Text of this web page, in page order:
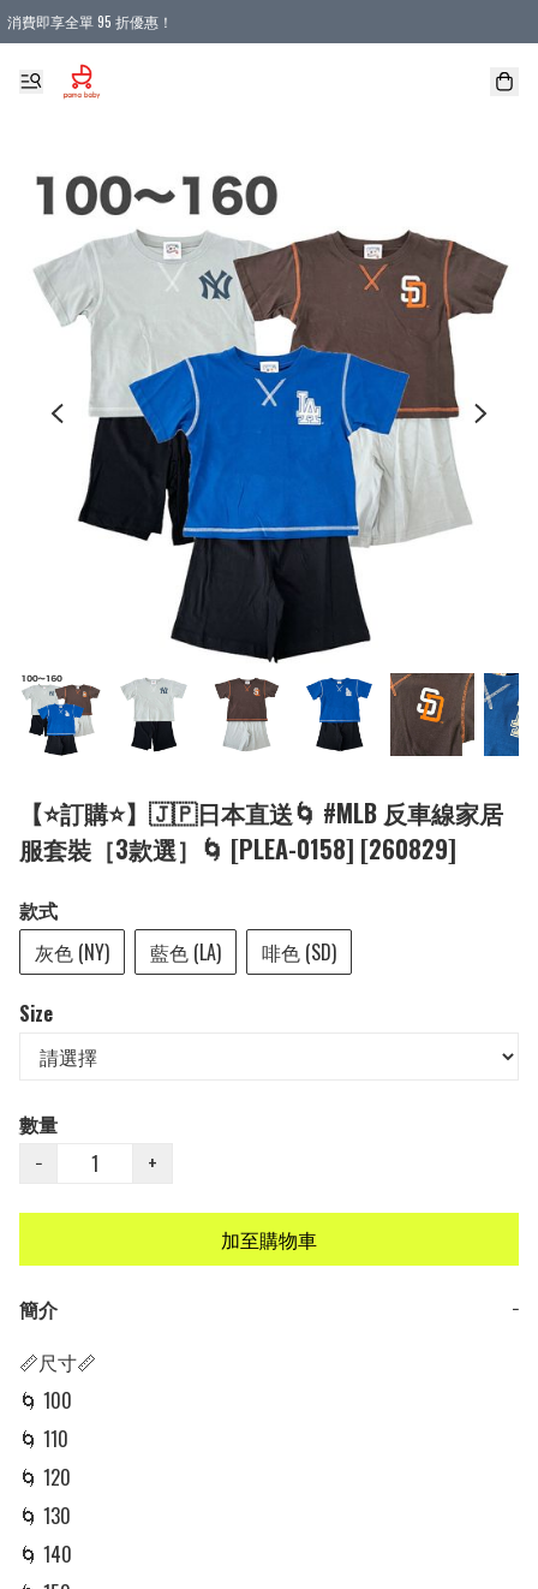
消費即享全單 95 折優惠！
購物滿 HKD 900.00即享免運費優惠！（適用於 本地送貨、本地取貨 )
【⭐訂購⭐】🇯🇵日本直送🌀 #MLB 反車線家居
服套裝［3款選］🌀 [PLEA-0158] [260829]
款式
灰色 (NY)
藍色 (LA) 啡色 (SD)
Size
數量
−
+
加至購物車
簡介
−
📏尺寸📏
🌀 100
🌀 110
🌀 120
🌀 130
🌀 140